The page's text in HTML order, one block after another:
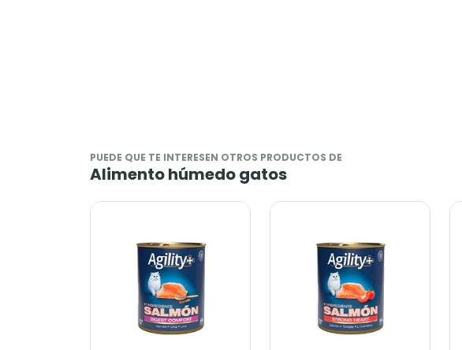
PUEDE QUE TE INTERESEN OTROS PRODUCTOS DE
Alimento húmedo gatos